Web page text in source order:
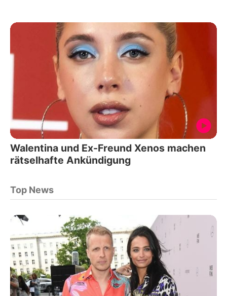
Walentina und Ex-Freund Xenos machen
rätselhafte Ankündigung
Top News